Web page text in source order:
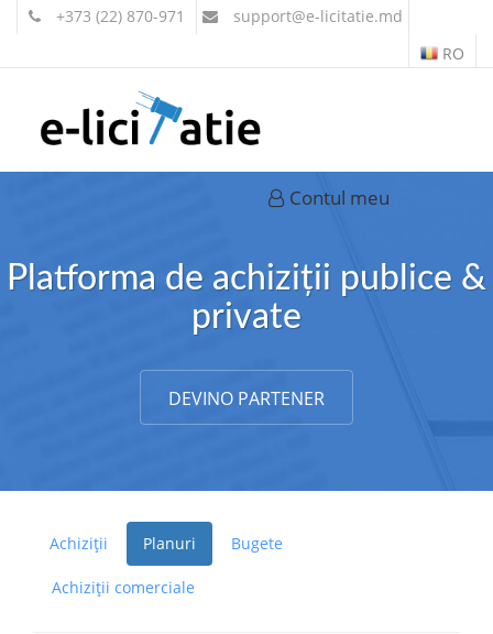
+373 (22) 870-971 support@e-licitatie.md
RO
Contul meu
Platforma de achiziții publice &
private
DEVINO PARTENER
Achiziții Planuri Bugete
Achiziții comerciale